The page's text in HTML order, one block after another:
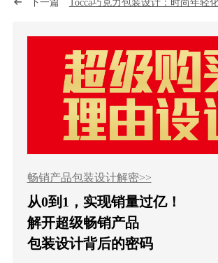
下一篇 Tocca巧克力包装设计：时尚年轻
畅销产品包装设计解密>>
从0到1，实现销量过亿！
解开超级畅销产品
包装设计背后的密码